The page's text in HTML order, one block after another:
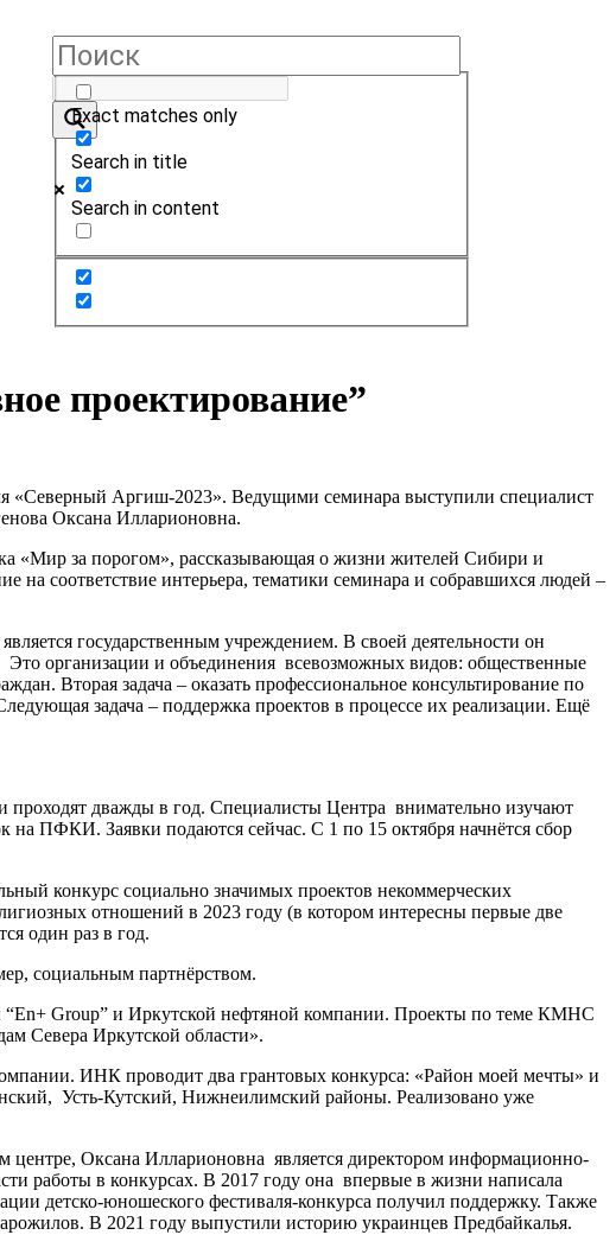
Exact matches only
Search in title
Search in content
проектирование”
«Северный Аргиш-2023». Ведущими семинара выступили специалист
Оксана Илларионовна.
«Мир за порогом», рассказывающая о жизни жителей Сибири и
на соответствие интерьера, тематики семинара и собравшихся людей –
государственным учреждением. В своей деятельности он
Это организации и объединения всевозможных видов: общественные
Вторая задача – оказать профессиональное консультирование по
задача – поддержка проектов в процессе их реализации. Ещё
дважды в год. Специалисты Центра внимательно изучают
ПФКИ. Заявки подаются сейчас. С 1 по 15 октября начнётся сбор
конкурс социально значимых проектов некоммерческих
отношений в 2023 году (в котором интересны первые две
один раз в год.
социальным партнёрством.
Group” и Иркутской нефтяной компании. Проекты по теме КМНС
Севера Иркутской области».
ИНК проводит два грантовых конкурса: «Район моей мечты» и
Усть-Кутский, Нижнеилимский районы. Реализовано уже
Оксана Илларионовна является директором информационно-
работы в конкурсах. В 2017 году она впервые в жизни написала
детско-юношеского фестиваля-конкурса получил поддержку. Также
В 2021 году выпустили историю украинцев Предбайкалья.